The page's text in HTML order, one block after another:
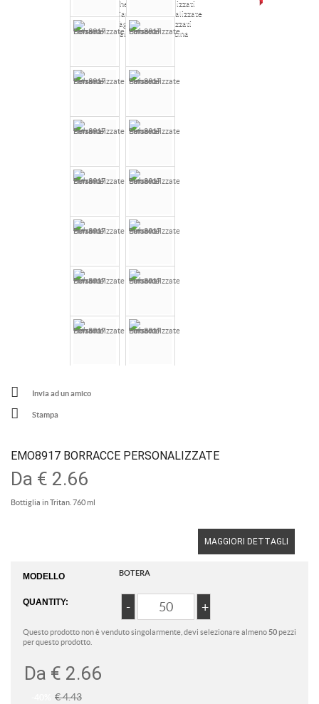
Thermos personalizzati
Cannucce Personalizzate
Taglieri Personalizzati
Vari Accessori Cucina
Invia ad un amico
Stampa
EMO8917 BORRACCE PERSONALIZZATE
Da € 2.66
Bottiglia in Tritan. 760 ml
MAGGIORI DETTAGLI
MODELLO BOTERA
QUANTITY:
Questo prodotto non è venduto singolarmente, devi selezionare almeno 50pezzi
per questo prodotto.
Da € 2.66
€ 4.43